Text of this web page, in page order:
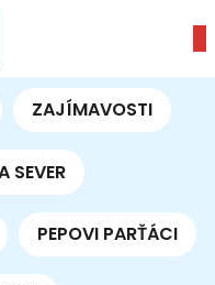
ZAJÍMAVOSTI
SEVER
PEPOVI PARŤÁCI